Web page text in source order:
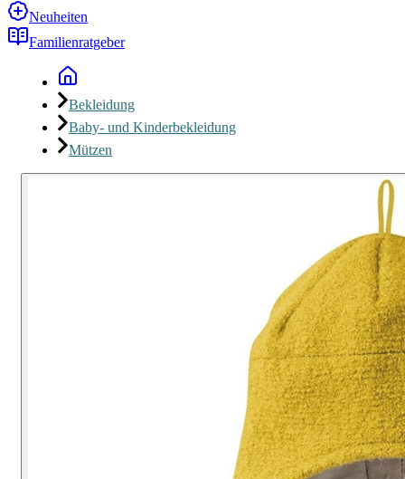
Neuheiten
Familienratgeber
Bekleidung
Baby- und Kinderbekleidung
Mützen